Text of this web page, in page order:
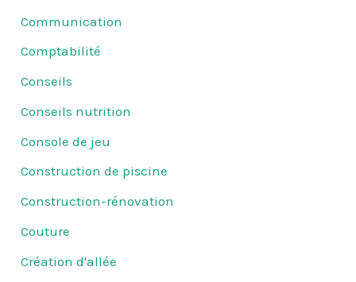
Communication
Comptabilité
Conseils
Conseils nutrition
Console de jeu
Construction de piscine
Construction-rénovation
Couture
Création d'allée